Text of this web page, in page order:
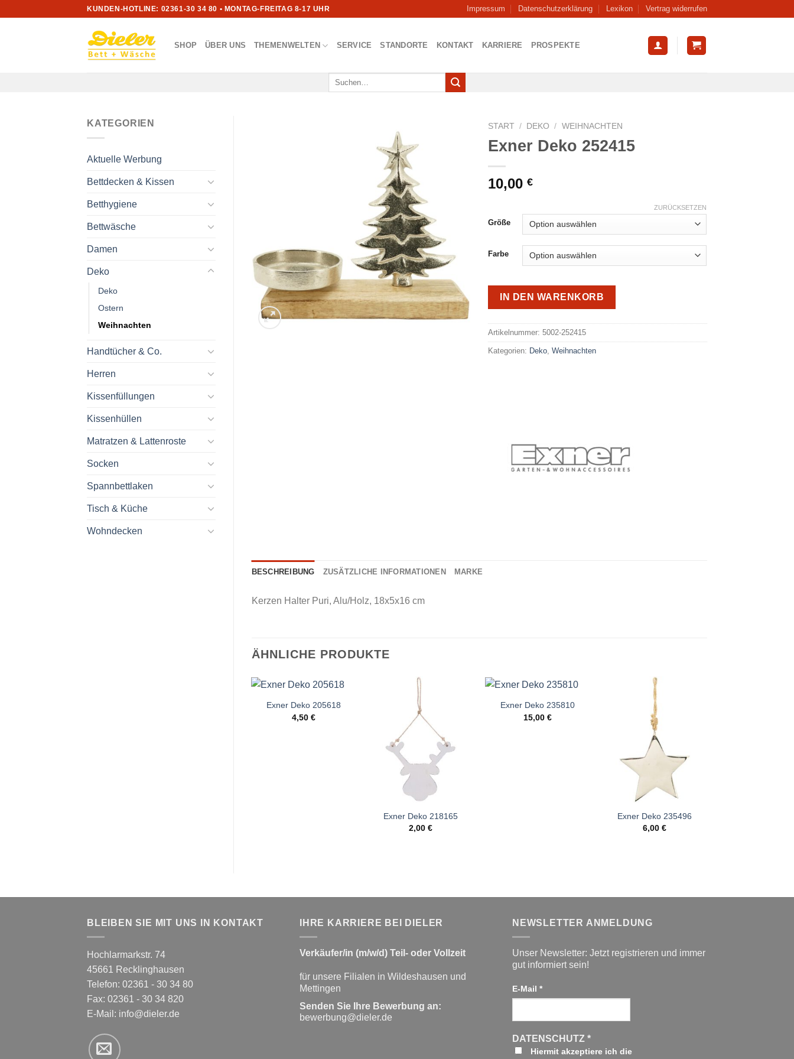
KUNDEN-HOTLINE: 02361-30 34 80 • MONTAG-FREITAG 8-17 UHR Impressum Datenschutzerklärung Lexikon Vertrag widerrufen
SHOP ÜBER UNS THEMENWELTEN SERVICE STANDORTE KONTAKT KARRIERE PROSPEKTE
Suchen
KATEGORIEN
Aktuelle Werbung
Bettdecken & Kissen
Betthygiene
Bettwäsche
Damen
Deko
Deko
Ostern
Weihnachten
Handtücher & Co.
Herren
Kissenfüllungen
Kissenhüllen
Matratzen & Lattenroste
Socken
Spannbettlaken
Tisch & Küche
Wohndecken
START / DEKO / WEIHNACHTEN
Exner Deko 252415
10,00€
Größe
Farbe
ZURÜCKSETZEN
IN DEN WARENKORB
Artikelnummer:5002-252415
Kategorien: Deko ,Weihnachten
BESCHREIBUNG ZUSÄTZLICHE INFORMATIONEN MARKE
Kerzen Halter Puri, Alu/Holz, 18x5x16 cm
ÄHNLICHE PRODUKTE
Exner Deko 205618
4,50€
Exner Deko 218165
2,00€
Exner Deko 235810
15,00€
Exner Deko 235496
6,00€
BLEIBEN SIE MIT UNS IN KONTAKT
Hochlarmarkstr. 74
45661 Recklinghausen
Telefon: 02361 - 30 34 80
Fax: 02361 - 30 34 820
E-Mail: info@dieler.de
IHRE KARRIERE BEI DIELER
Verkäufer/in (m/w/d) Teil- oder Vollzeit
für unsere Filialen in Wildeshausen und
Mettingen
Senden Sie Ihre Bewerbung an:
bewerbung@dieler.de
NEWSLETTER ANMELDUNG
Unser Newsletter: Jetzt registrieren und immer
gut informiert sein!
E-Mail *
DATENSCHUTZ *
Hiermit akzeptiere ich die